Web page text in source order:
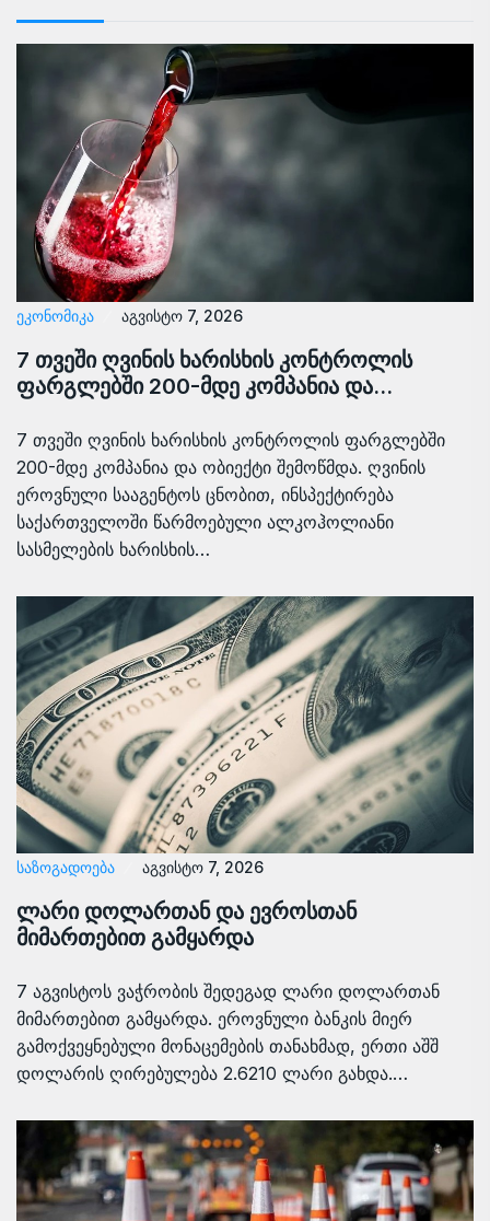
ᲔᲙᲝᲜᲝᲛᲘᲙᲐ აგვისტო 7, 2026
7 თვეში ღვინის ხარისხის კონტროლის
ფარგლებში 200-მდე კომპანია და…
7 თვეში ღვინის ხარისხის კონტროლის ფარგლებში
200-მდე კომპანია და ობიექტი შემოწმდა. ღვინის
ეროვნული სააგენტოს ცნობით, ინსპექტირება
საქართველოში წარმოებული ალკოჰოლიანი
სასმელების ხარისხის…
ᲡᲐᲖᲝᲒᲐᲓᲝᲔᲑᲐ აგვისტო 7, 2026
ლარი დოლართან და ევროსთან
მიმართებით გამყარდა
7 აგვისტოს ვაჭრობის შედეგად ლარი დოლართან
მიმართებით გამყარდა. ეროვნული ბანკის მიერ
გამოქვეყნებული მონაცემების თანახმად, ერთი აშშ
დოლარის ღირებულება 2.6210 ლარი გახდა.…